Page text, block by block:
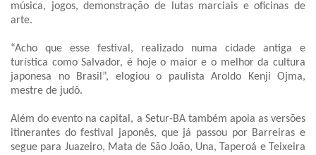
música, jogos, demonstração de lutas marciais e oficinas de
arte.
“Acho que esse festival, realizado numa cidade antiga e
turística como Salvador, é hoje o maior e o melhor da cultura
japonesa no Brasil”, elogiou o paulista Aroldo Kenji Ojma,
mestre de judô.
Além do evento na capital, a Setur-BA também apoia as versões
itinerantes do festival japonês, que já passou por Barreiras e
segue para Juazeiro, Mata de São João, Una, Taperoá e Teixeira